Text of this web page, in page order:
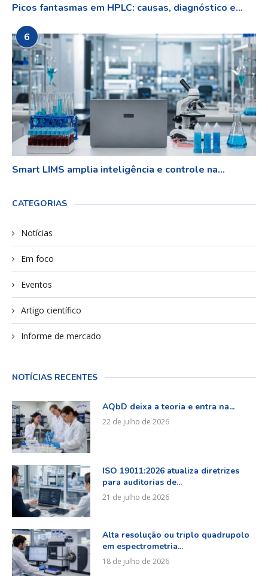
Picos fantasmas em HPLC: causas, diagnóstico e...
6
Smart LIMS amplia inteligência e controle na...
CATEGORIAS
Notícias
Em foco
Eventos
Artigo científico
Informe de mercado
NOTÍCIAS RECENTES
AQbD deixa a teoria e entra na...
22 de julho de 2026
ISO 19011:2026 atualiza diretrizes
para auditorias de...
21 de julho de 2026
Alta resolução ou triplo quadrupolo
em espectrometria...
18 de julho de 2026